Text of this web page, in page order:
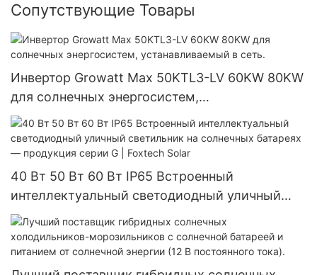
Сопутствующие Товары
Инвертор Growatt Max 50KTL3-LV 60KW 80KW
для солнечных энергосистем,
устанавливаемый в сеть.
40 Вт 50 Вт 60 Вт IP65 Встроенный
интеллектуальный светодиодный уличный
светильник на солнечных батареях —
продукция серии G | Foxtech Solar